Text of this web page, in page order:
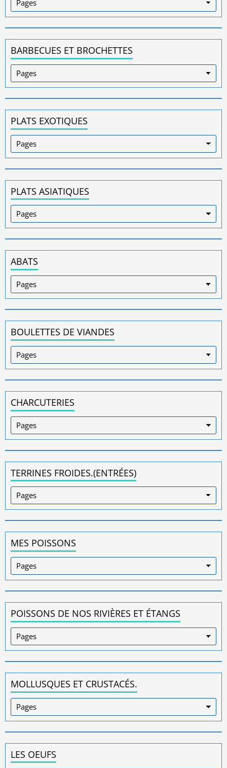
BARBECUES ET BROCHETTES
PLATS EXOTIQUES
PLATS ASIATIQUES
ABATS
BOULETTES DE VIANDES
CHARCUTERIES
TERRINES FROIDES.(ENTRÉES)
MES POISSONS
POISSONS DE NOS RIVIÈRES ET ÉTANGS
MOLLUSQUES ET CRUSTACÉS.
LES OEUFS